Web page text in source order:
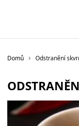
Domů Odstranění